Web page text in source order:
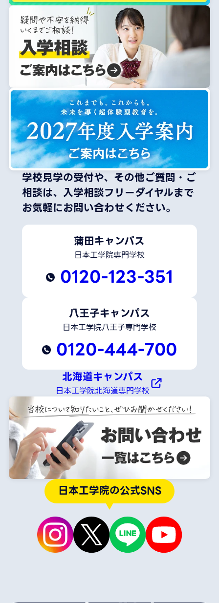
学校見学の受付や、その他ご質問・ご
相談は、 入学相談フリーダイヤルまで
お気軽にお問い合わせください。
蒲田キャンパス
日本工学院専門学校
0120-123-351
八王子キャンパス
日本工学院八王子専門学校
0120-444-700
北海道キャンパス
日本工学院北海道専門学校
日本工学院の公式SNS